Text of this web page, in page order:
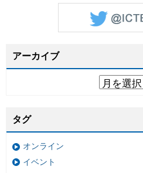
アーカイブ
タグ
オンライン
イベント